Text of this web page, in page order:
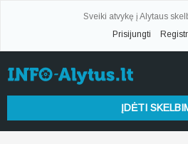
Sveiki atvykę į Alytaus
Prisijungti
ĮDĖTI